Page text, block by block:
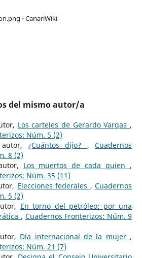
del mismo autor/a
Los carteles de Gerardo Vargas ,
Núm. 5 (2)
¿Cuántos dijo? ,Cuadernos
8 (2)
Los muertos de cada quien ,
Núm. 35 (11)
Elecciones federales ,Cuadernos
5 (2)
En torno del petróleo: por una
, Cuadernos Fronterizos: Núm. 9
Día internacional de la mujer ,
Núm. 21 (7)